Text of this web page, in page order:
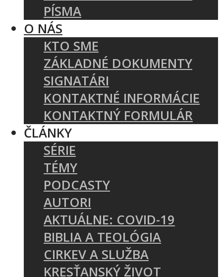
PÍSMA
O NÁS
KTO SME
ZÁKLADNÉ DOKUMENTY
SIGNATÁRI
KONTAKTNÉ INFORMÁCIE
KONTAKTNÝ FORMULÁR
ČLÁNKY
SÉRIE
TÉMY
PODCASTY
AUTORI
AKTUÁLNE: COVID-19
BIBLIA A TEOLÓGIA
CIRKEV A SLUŽBA
KRESŤANSKÝ ŽIVOT